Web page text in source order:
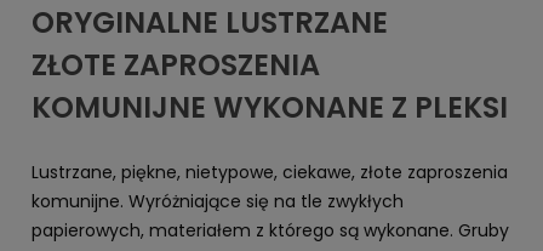
ORYGINALNE LUSTRZANE
ZŁOTE ZAPROSZENIA
KOMUNIJNE WYKONANE Z PLEKSI
Lustrzane, piękne, nietypowe, ciekawe, złote zaproszenia
komunijne. Wyróżniające się na tle zwykłych
papierowych, materiałem z którego są wykonane. Gruby